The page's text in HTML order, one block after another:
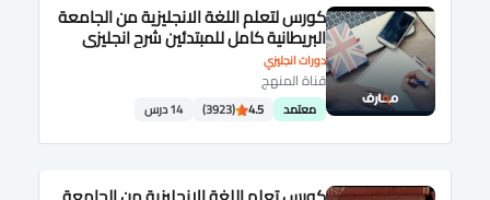
دورات انجليزي
كورس لتعلم اللغة الانجليزية من الجامعة
البريطانية كامل للمبتدئين شرح انجليزى
قناة المنهج
معتمد 4.5
(3923) 14 درس